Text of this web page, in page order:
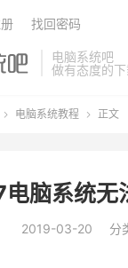
电脑系统吧
做有态度的
找回密码
 电脑系统教程  正文
脑系统无
2019-03-20 分